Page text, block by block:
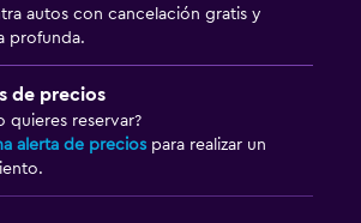
autos con cancelación gratis y
profunda.
de precios
quieres reservar?
alerta de precios para realizar un